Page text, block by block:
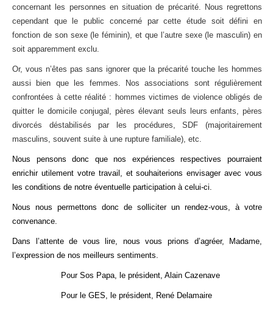
concernant les personnes en situation de précarité. Nous regrettons
cependant que le public concerné par cette étude soit défini en
fonction de son sexe (le féminin), et que l’autre sexe (le masculin) en
soit apparemment exclu.
Or, vous n’êtes pas sans ignorer que la précarité touche les hommes
aussi bien que les femmes. Nos associations sont régulièrement
confrontées à cette réalité : hommes victimes de violence obligés de
quitter le domicile conjugal, pères élevant seuls leurs enfants, pères
divorcés déstabilisés par les procédures, SDF (majoritairement
masculins, souvent suite à une rupture familiale), etc.
Nous pensons donc que nos expériences respectives pourraient
enrichir utilement votre travail, et souhaiterions envisager avec vous
les conditions de notre éventuelle participation à celui-ci.
Nous nous permettons donc de solliciter un rendez-vous, à votre
convenance.
Dans l’attente de vous lire, nous vous prions d’agréer, Madame,
l’expression de nos meilleurs sentiments.
Pour Sos Papa, le président, Alain Cazenave
Pour le GES, le président, René Delamaire